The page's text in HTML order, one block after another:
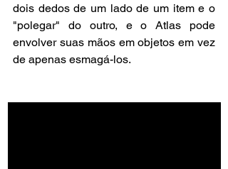
dois dedos de um lado de um item e o
"polegar" do outro, e o Atlas pode
envolver suas mãos em objetos em vez
de apenas esmagá-los.